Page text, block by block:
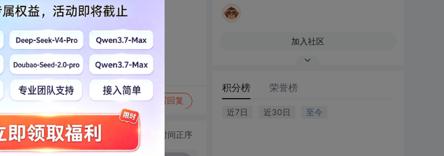
设置？
举报 写回复
切换为时间正序
加入社区
积分榜 荣誉榜
近7日 近30日 至今